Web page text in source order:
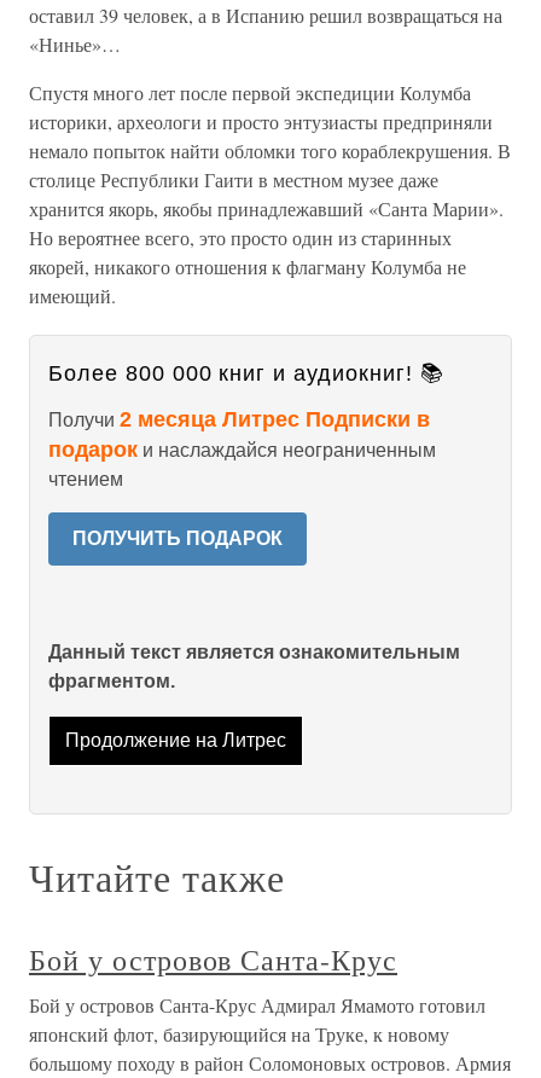
оставил 39 человек, а в Испанию решил возвращаться на
«Нинье»…
Спустя много лет после первой экспедиции Колумба
историки, археологи и просто энтузиасты предприняли
немало попыток найти обломки того кораблекрушения. В
столице Республики Гаити в местном музее даже
хранится якорь, якобы принадлежавший «Санта Марии».
Но вероятнее всего, это просто один из старинных
якорей, никакого отношения к флагману Колумба не
имеющий.
Более 800 000 книг и аудиокниг! 📚
Получи 2 месяца Литрес Подписки в
подарок и наслаждайся неограниченным
чтением
ПОЛУЧИТЬ ПОДАРОК
Данный текст является ознакомительным
фрагментом.
Продолжение на Литрес
Читайте также
Бой у островов Санта-Крус
Бой у островов Санта-Крус Адмирал Ямамото готовил
японский флот, базирующийся на Труке, к новому
большому походу в район Соломоновых островов. Армия